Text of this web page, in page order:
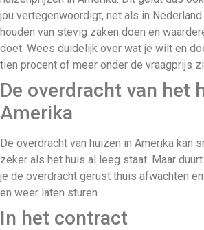
jou vertegenwoordigt, net als in
houden van stevig zaken doen en
doet. Wees duidelijk over wat je wilt en
tien procent of meer onder de vraagprijs
De overdracht van het
Amerika
De overdracht van huizen in Amerika kan
zeker als het huis al leeg staat. Maar
je de overdracht gerust thuis afwachten
en weer laten sturen.
In het contract